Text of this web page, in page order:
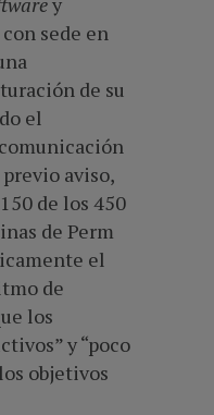
sede en
de su
el
aviso,
de los 450
de Perm
el
de
los
y “poco
objetivos